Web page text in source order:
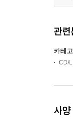
관련
카테
CD/
사양